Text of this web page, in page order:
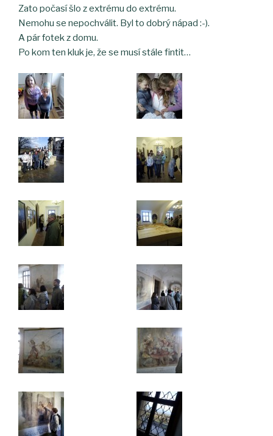
Zato počasí šlo z extrému do extrému.
Nemohu se nepochválit. Byl to dobrý nápad :-).
A pár fotek z domu.
Po kom ten kluk je, že se musí stále fintit…